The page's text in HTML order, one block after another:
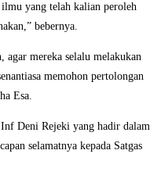
yang telah kalian peroleh
bebernya.
agar mereka selalu melakukan
memohon pertolongan
Esa.
Deni Rejeki yang hadir dalam
selamatnya kepada Satgas